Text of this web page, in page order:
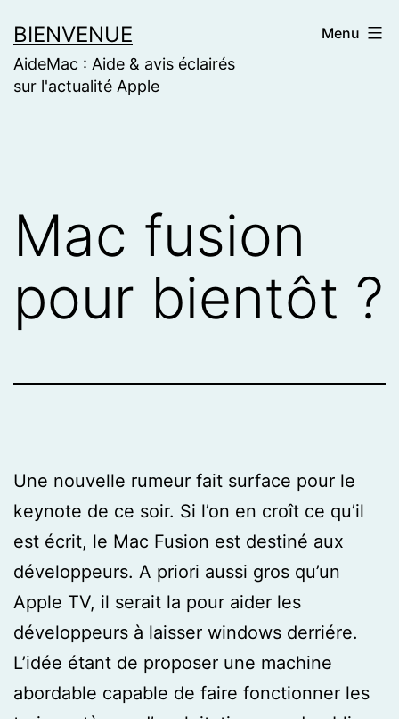
to
content
BIENVENUE
AideMac : Aide & avis éclairés
sur l'actualité Apple
Menu
Mac fusion
pour bientôt ?
Une nouvelle rumeur fait surface pour le
keynote de ce soir. Si l’on en croît ce qu’il
est écrit, le Mac Fusion est destiné aux
développeurs. A priori aussi gros qu’un
Apple TV, il serait la pour aider les
développeurs à laisser windows derriére.
L’idée étant de proposer une machine
abordable capable de faire fonctionner les